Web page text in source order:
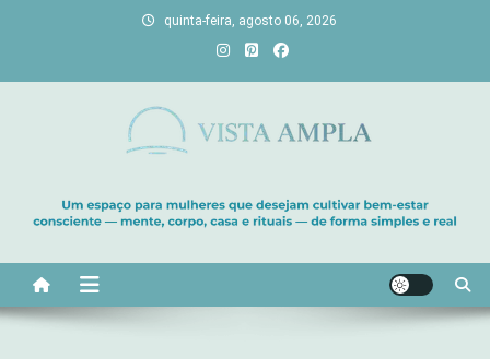
quinta-feira, agosto 06, 2026
bem-estar e encontre seu propósito. Inspiração diária para uma
vida com mais luz e significado!